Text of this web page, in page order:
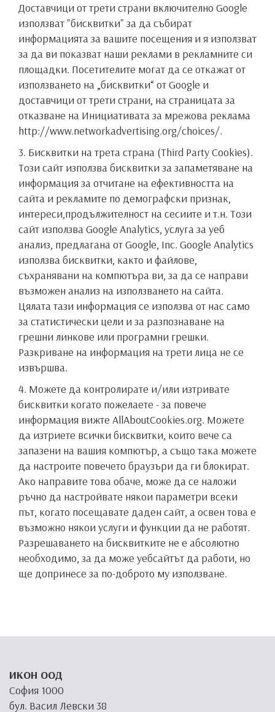
Доставчици от трети страни включително Google
използват "бисквитки" за да събират
информацията за вашите посещения и я използват
за да ви показват наши реклами в рекламните си
площадки. Посетителите могат да се откажат от
използването на „бисквитки“ от Google и
доставчици от трети страни, на страницата за
отказване на Инициативата за мрежова реклама
http://www.networkadvertising.org/choices/.
3. Бисквитки на трета страна (Third Party Cookies).
Този сайт използва бисквитки за запаметяване на
информация за отчитане на ефективността на
сайта и рекламите по демографски признак,
интереси,продължителност на сесиите и т.н. Този
сайт използва Google Analytics, услуга за уеб
анализ, предлагана от Google, Inc. Google Analytics
използва бисквитки, както и файлове,
съхранявани на компютъра ви, за да се направи
възможен анализ на използването на сайта.
Цялата тази информация се използва от нас само
за статистически цели и за разпознаване на
грешни линкове или програмни грешки.
Разкриване на информация на трети лица не се
извършва.
4. Можете да контролирате и/или изтривате
бисквитки когато пожелаете - за повече
информация вижте AllAboutCookies.org. Можете
да изтриете всички бисквитки, които вече са
запазени на вашия компютър, а също така можете
да настроите повечето браузъри да ги блокират.
Ако направите това обаче, може да се наложи
ръчно да настройвате някои параметри всеки
път, когато посещавате даден сайт, а освен това е
възможно някои услуги и функции да не работят.
Разрешаването на бисквитките не е абсолютно
необходимо, за да може уебсайтът да работи, но
ще допринесе за по-доброто му използване.
ИКОН ООД
София 1000
бул. Васил Левски 38